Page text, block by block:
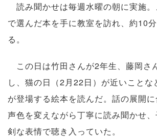
読み聞かせは毎週水曜の朝に実施。
で選んだ本を手に教室を訪れ、約10
る。
この日は竹田さんが2年生、藤岡さ
し、猫の日（2月22日）が近いことな
が登場する絵本を読んだ。話の展開
声色を変えながら丁寧に読み聞かせ
剣な表情で聴き入っていた。